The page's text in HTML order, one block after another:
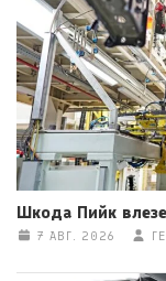
Шкода Пийк
7 АВГ. 2026